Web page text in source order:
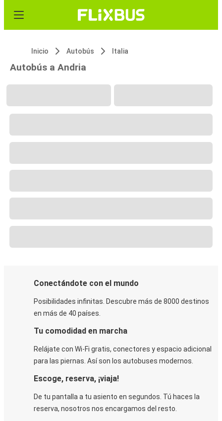
Inicio Autobús Italia
Autobús a Andria
Conectándote con el mundo
Posibilidades infinitas. Descubre más de 8000 destinos
en más de 40 países.
Tu comodidad en marcha
Relájate con Wi-Fi gratis, conectores y espacio adicional
para las piernas. Así son los autobuses modernos.
Escoge, reserva, ¡viaja!
De tu pantalla a tu asiento en segundos. Tú haces la
reserva, nosotros nos encargamos del resto.